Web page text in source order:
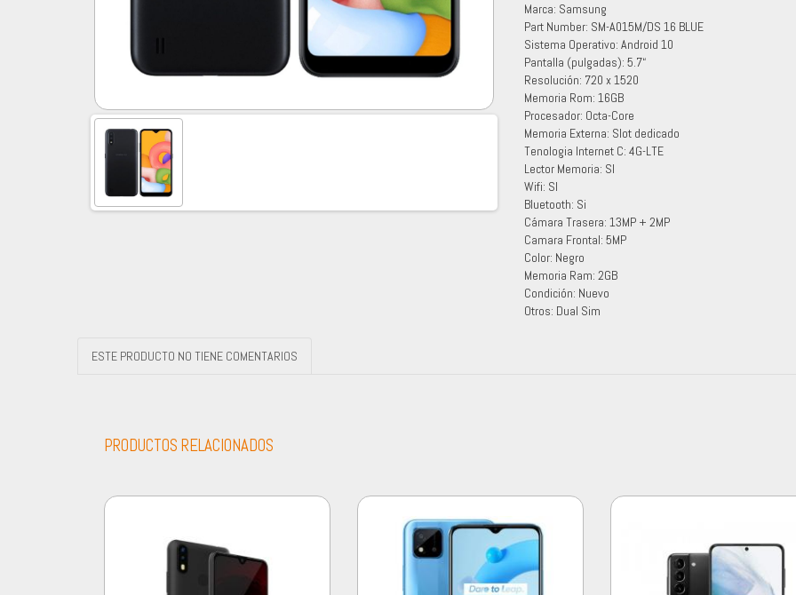
Marca: Samsung
Part Number: SM-A015M/DS 16 BLUE
Sistema Operativo: Android 10
Pantalla (pulgadas): 5.7“
Resolución: 720 x 1520
Memoria Rom: 16GB
Procesador: Octa-Core
Memoria Externa: Slot dedicado
Tenologia Internet C: 4G-LTE
Lector Memoria: SI
Wifi: SI
Bluetooth: Si
Cámara Trasera: 13MP + 2MP
Camara Frontal: 5MP
Color: Negro
Memoria Ram: 2GB
Condición: Nuevo
Otros: Dual Sim
ESTE PRODUCTO NO TIENE COMENTARIOS
PRODUCTOS RELACIONADOS